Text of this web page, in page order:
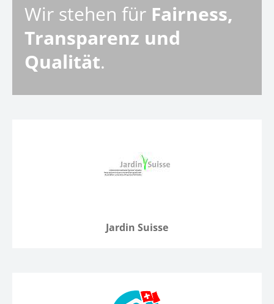
Wir stehen für Fairness,
Transparenz und
Qualität.
Jardin Suisse